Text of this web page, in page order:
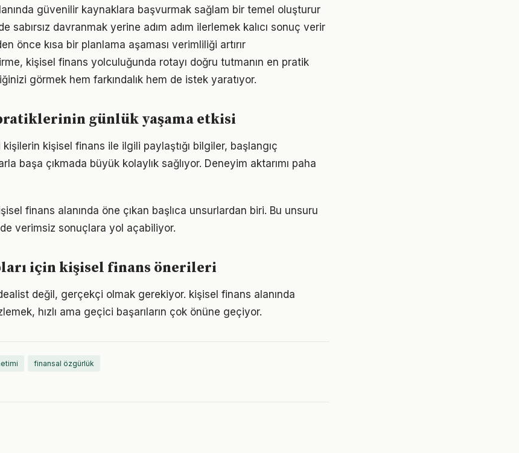
güvenilir kaynaklara başvurmak sağlam bir temel oluşturur
sabırsız davranmak yerine adım adım ilerlemek kalıcı sonuç verir
önce kısa bir planlama aşaması verimliliği artırır
kişisel finans yolculuğunda rotayı doğru tutmanın en pratik
görmek hem farkındalık hem de istek yaratıyor.
günlük yaşama etkisi
kişisel finans ile ilgili paylaştığı bilgiler, başlangıç
başa çıkmada büyük kolaylık sağlıyor. Deneyim aktarımı paha
finans alanında öne çıkan başlıca unsurlardan biri. Bu unsuru
verimsiz sonuçlara yol açabiliyor.
için kişisel finans önerileri
değil, gerçekçi olmak gerekiyor. kişisel finans alanında
hızlı ama geçici başarıların çok önüne geçiyor.
finansal özgürlük